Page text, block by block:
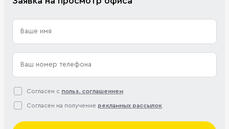
Согласен с польз. соглашением
Согласен на получение рекламных рассылок